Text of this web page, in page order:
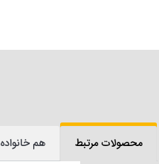
محصولات مرتبط هم خانواده